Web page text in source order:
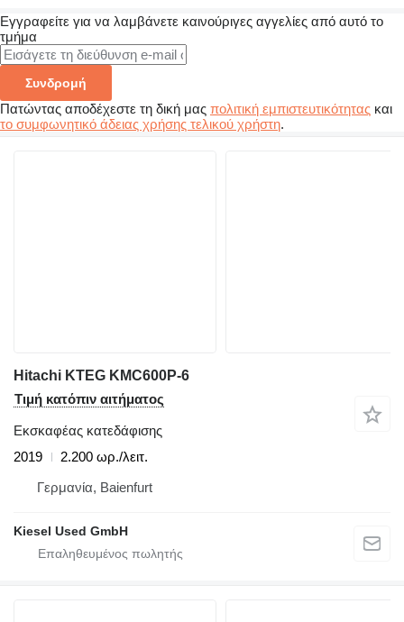
Εγγραφείτε για να λαμβάνετε καινούριγες αγγελίες από αυτό το
τμήμα
Συνδρομή
Πατώντας αποδέχεστε τη δική μας πολιτική εμπιστευτικότητας και
το συμφωνητικό άδειας χρήσης τελικού χρήστη.
Hitachi KTEG KMC600P-6
Τιμή κατόπιν αιτήματος
Εκσκαφέας κατεδάφισης
2019
2.200 ωρ./λειτ.
Γερμανία, Baienfurt
Kiesel Used GmbH